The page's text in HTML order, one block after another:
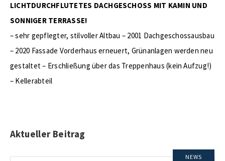
LICHTDURCHFLUTETES DACHGESCHOSS MIT KAMIN UND
SONNIGER TERRASSE!
– sehr gepflegter, stilvoller Altbau – 2001 Dachgeschossausbau
– 2020 Fassade Vorderhaus erneuert, Grünanlagen werden neu
gestaltet – Erschließung über das Treppenhaus (kein Aufzug!)
– Kellerabteil
Aktueller Beitrag
NEWS